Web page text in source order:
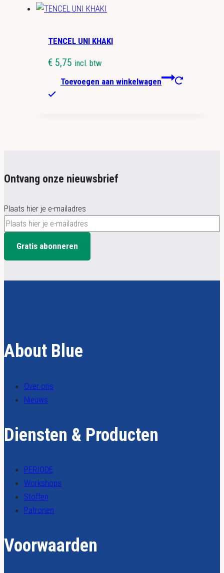
TENCEL UNI KHAKI
€ 5,75 incl. btw
Toevoegen aan winkelwagen
Ontvang onze nieuwsbrief
Plaats hier je e-mailadres
About Blue
Over ons
Nieuws
Diensten & Producten
PERIODE
Workshops
Stoffen
Patronen
Voorwaarden